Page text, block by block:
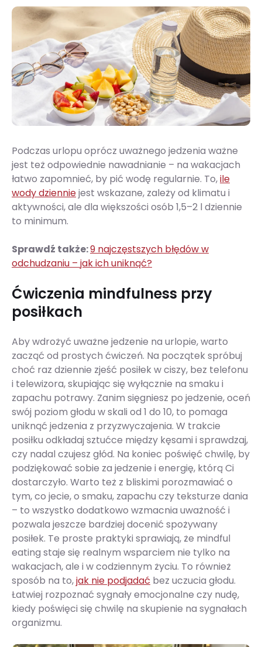
Podczas urlopu oprócz uważnego jedzenia ważne
jest też odpowiednie nawadnianie – na wakacjach
łatwo zapomnieć, by pić wodę regularnie. To,ile
wody dzienniejest wskazane, zależy od klimatu i
aktywności, ale dla większości osób 1,5–2 l dziennie
to minimum.
Sprawdź także:9 najczęstszych błędów w
odchudzaniu – jak ich uniknąć?
Ćwiczenia mindfulness przy
posiłkach
Aby wdrożyć uważne jedzenie na urlopie, warto
zacząć od prostych ćwiczeń. Na początek spróbuj
choć raz dziennie zjeść posiłek w ciszy, bez telefonu
i telewizora, skupiając się wyłącznie na smaku i
zapachu potrawy. Zanim sięgniesz po jedzenie, oceń
swój poziom głodu w skali od 1 do 10, to pomaga
uniknąć jedzenia z przyzwyczajenia. W trakcie
posiłku odkładaj sztućce między kęsami i sprawdzaj,
czy nadal czujesz głód. Na koniec poświęć chwilę, by
podziękować sobie za jedzenie i energię, którą Ci
dostarczyło. Warto też z bliskimi porozmawiać o
tym, co jecie, o smaku, zapachu czy teksturze dania
– to wszystko dodatkowo wzmacnia uważność i
pozwala jeszcze bardziej docenić spożywany
posiłek. Te proste praktyki sprawiają, że mindful
eating staje się realnym wsparciem nie tylko na
wakacjach, ale i w codziennym życiu. To również
sposób na to,jak nie podjadać bez uczucia głodu.
Łatwiej rozpoznać sygnały emocjonalne czy nudę,
kiedy poświęci się chwilę na skupienie na sygnałach
organizmu.